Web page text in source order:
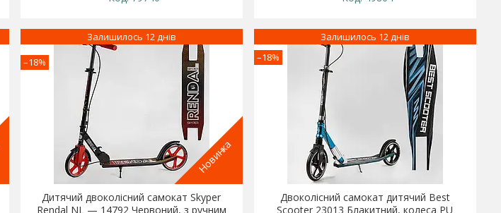
Новинка
–18%
Залишилось 12 днів
Дитячий двоколісний самокат Skyper
Rendal NL — 14792 Червоний, з ручним
–18%
Залишилось 12 днів
Двоколісний самокат дитячий Best
Scooter 23013 Блакитний, колеса PU